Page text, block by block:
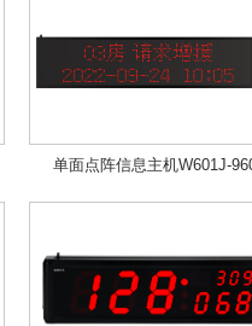
单面点阵信息主机W601J-